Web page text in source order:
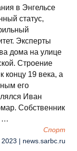
в Энгельсе
статус,
Эксперты
дома на улице
Строение
концу 19 века, а
его
Иван
Собственник
…
Спорт
| news.sarbc.ru